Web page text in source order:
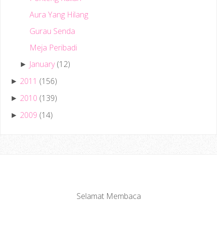
Aura Yang Hilang
Gurau Senda
Meja Peribadi
► January (12)
► 2011 (156)
► 2010 (139)
► 2009 (14)
Selamat Membaca